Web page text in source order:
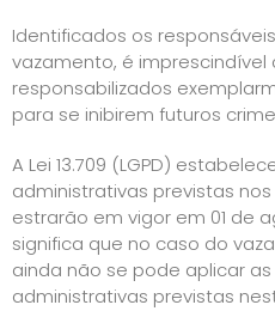
Identificados os
vazamento, é imprescindível
responsabilizados
para se inibirem futuros
A Lei 13.709 (LGPD)
administrativas previstas
estrarão em vigor em 01 de
significa que no caso do
ainda não se pode aplicar
administrativas previstas